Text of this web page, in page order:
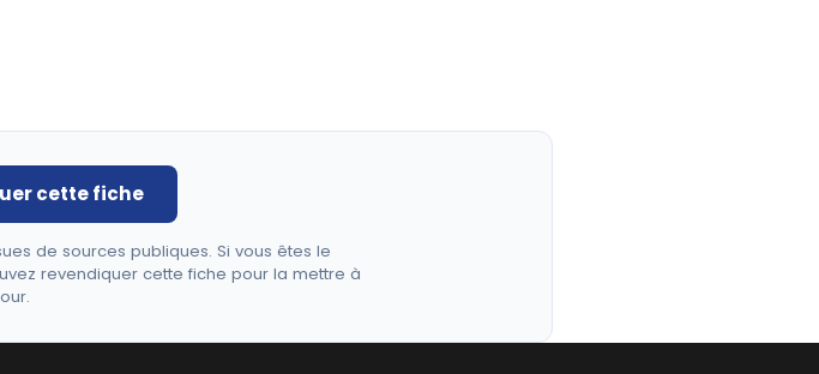
cette fiche
de sources publiques. Si vous êtes le
revendiquer cette fiche pour la mettre à